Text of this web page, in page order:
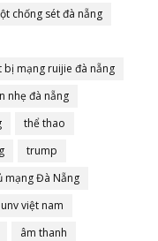
chống sét đà nẵng
bị mạng ruijie đà nẵng
nhẹ đà nẵng
thể thao
trump
mạng Đà Nẵng
unv việt nam
âm thanh